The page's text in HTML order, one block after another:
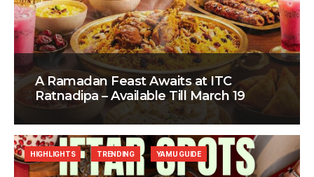
A Ramadan Feast Awaits at ITC
Ratnadipa – Available Till March 19
HIGHLIGHTS TRENDING YAMU GUIDE